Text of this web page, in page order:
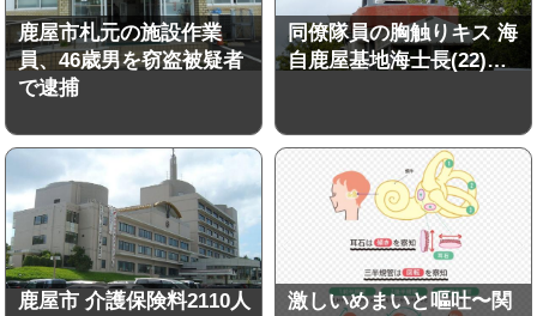
鹿屋市札元の施設作業
員、46歳男を窃盗被疑者
で逮捕
同僚隊員の胸触りキス 海
自鹿屋基地海士長(22)…
鹿屋市 介護保険料2110人
激しいめまいと嘔吐〜関